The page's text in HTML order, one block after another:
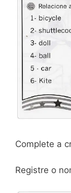
Complete a
Registre o